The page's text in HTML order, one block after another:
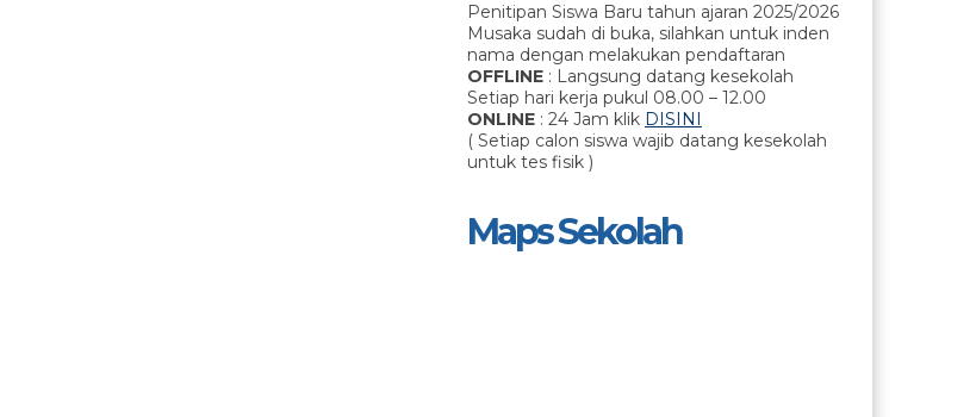
Penitipan Siswa Baru tahun ajaran 2025/2026
Musaka sudah di buka, silahkan untuk inden
nama dengan melakukan pendaftaran
OFFLINE : Langsung datang kesekolah
Setiap hari kerja pukul 08.00 – 12.00
ONLINE : 24 Jam klik DISINI
( Setiap calon siswa wajib datang kesekolah
untuk tes fisik )
Maps Sekolah